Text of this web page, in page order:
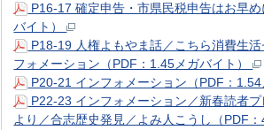
P16-17 確定申告・市県民税申告はお早
バイト）
P18-19 人権よもやま話／こちら消費生
フォメーション（PDF：1.45メガバイト）
P20-21 インフォメーション（PDF：
P22-23 インフォメーション／新春読者
より／合志歴史発見／よみ人こうし（PDF